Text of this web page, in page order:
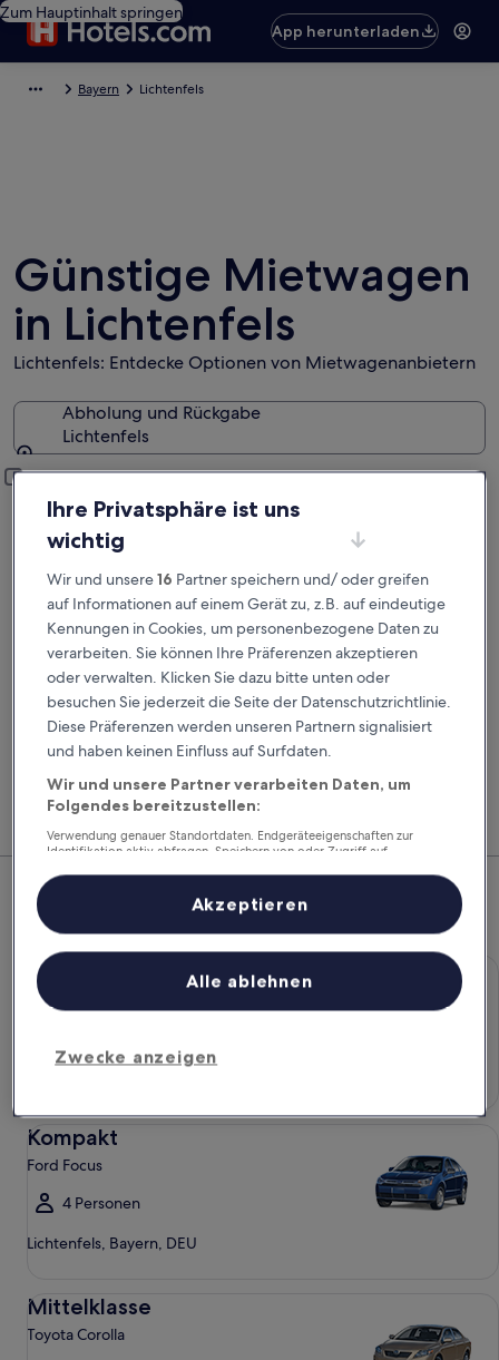
Zum Hauptinhalt springen
App herunterladen
Bayern Lichtenfels
Günstige Mietwagen
in Lichtenfels
Lichtenfels: Entdecke Optionen von Mietwagenanbietern
Abholung und Rückgabe
Lichtenfels
Abholung und Rückgabe
Anderen Rückgabeort hinzufügen
Abholdatum
21. Aug.
Rückgabedatum
22. Aug.
Abholzeit
Rückgabezeit
Ich habe einen Rabattcode
Suchen
Vergleiche Autovermieter und buche Flug, Hotel
und Mietwagen zusammen, um noch mehr zu
sparen.
Top-Mietwagenangebote –
Lichtenfels
Economy
Chevrolet Spark
Lichtenfels, Bayern, DEU
Economy Chevrolet Spark
Kompakt
Ford Focus
4 Personen
Lichtenfels, Bayern, DEU
Kompakt Ford Focus
Mittelklasse
Toyota Corolla
Ihre Privatsphäre ist uns
wichtig
Wir und unsere16 Partner speichern und/ oder greifen
auf Informationen auf einem Gerät zu, z.B. auf eindeutige
Kennungen in Cookies, um personenbezogene Daten zu
verarbeiten. Sie können Ihre Präferenzen akzeptieren
oder verwalten. Klicken Sie dazu bitte unten oder
besuchen Sie jederzeit die Seite der Datenschutzrichtlinie.
Diese Präferenzen werden unseren Partnern signalisiert
und haben keinen Einfluss auf Surfdaten.
Wir und unsere Partner verarbeiten Daten, um
Folgendes bereitzustellen:
Verwendung genauer Standortdaten. Endgeräteeigenschaften zur
Identifikation aktiv abfragen. Speichern von oder Zugriff auf
Inhalte, Messung von Werbeleistung und der Performance von Inhalten,
Zielgruppenforschung sowie Entwicklung und Verbesserung von
Liste der Partner (Lieferanten)
Zwecke anzeigen
Alle ablehnen
Akzeptieren